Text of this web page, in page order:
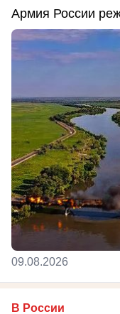
Армия России
09.08.2026
В России